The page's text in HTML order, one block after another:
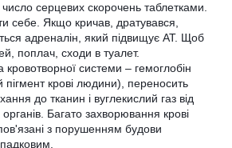
серцевих скорочень таблетками.
себе. Якщо кричав, дратувався,
адреналін, який підвищує АТ. Щоб
поплач, сходи в туалет.
системи – гемоглобін
крові людини), переносить
до тканин і вуглекислий газ від
Багато захворювання крові
з порушенням будови